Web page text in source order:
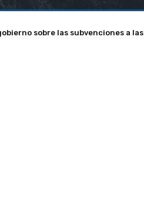
sobre las subvenciones a las